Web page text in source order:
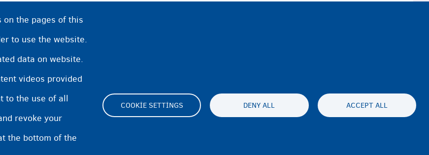
:contact@federaleombudsman.be
hazırlanmıştır ve yıllık olarak gözden geçirilecektir.
the pages of this
to use the website.
data on website.
videos provided
to the use of all
revoke your
the bottom of the
COOKIE SETTINGS DENY ALL ACCEPT ALL
Cookie Settings